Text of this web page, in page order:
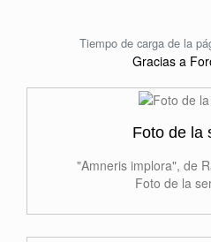
Tiempo de carga de la
Gracias a
Foto de la
"Amneris implora", de
Foto de la